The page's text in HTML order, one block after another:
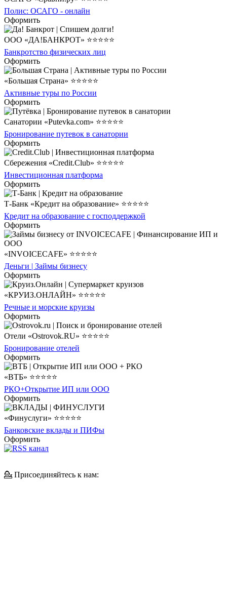
Полис: ОСАГО - онлайн
Оформить
ООО «ДА!БАНКРОТ» ⭐⭐⭐⭐⭐
Банкротство физических лиц
Оформить
«Большая Страна» ⭐⭐⭐⭐⭐
Активные туры по России
Оформить
Санатории «Putevka.com» ⭐⭐⭐⭐⭐
Бронирование путевок в санатории
Оформить
Сбережения «Credit.Club» ⭐⭐⭐⭐⭐
Инвестиционная платформа
Оформить
Т-Банк «Кредит на образование» ⭐⭐⭐⭐⭐
Кредит на образование с господдержкой
Оформить
«INVOICECAFE» ⭐⭐⭐⭐⭐
Деньги | Займы бизнесу
Оформить
«КРУИЗ.ОНЛАЙН» ⭐⭐⭐⭐⭐
Речные и морские круизы
Оформить
Отели «Ostrovok.RU» ⭐⭐⭐⭐⭐
Бронирование отелей
Оформить
«ВТБ» ⭐⭐⭐⭐⭐
РКО+Открытие ИП или ООО
Оформить
«Финуслуги» ⭐⭐⭐⭐⭐
Банковские вклады и ПИФы
Оформить
💁 Присоединяйтесь к нам: